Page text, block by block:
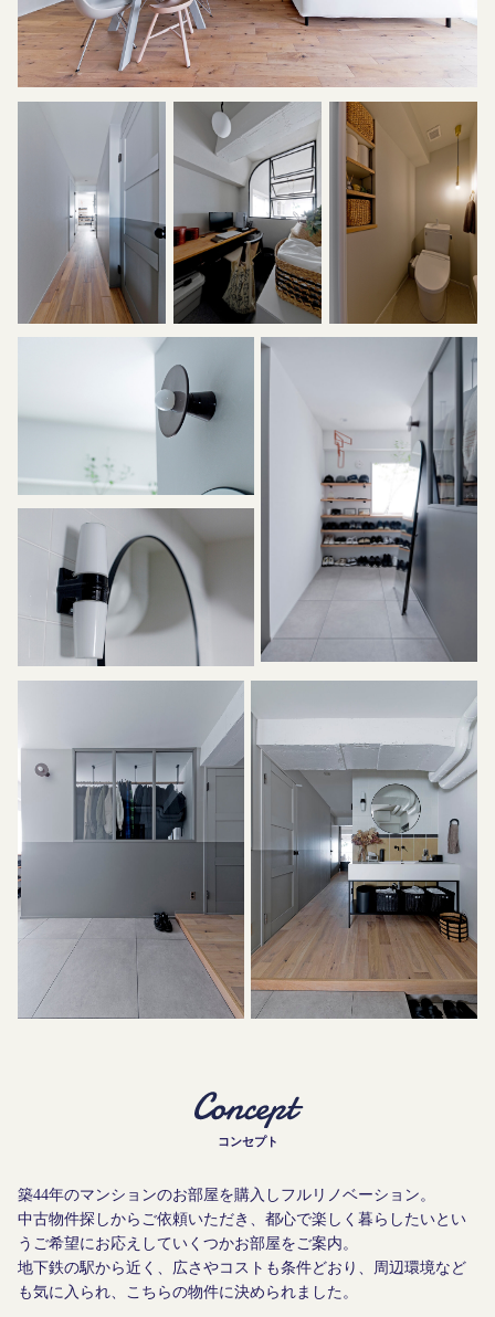
コンセプト
築44年のマンションのお部屋を購入しフルリノベーション。
中古物件探しからご依頼いただき、都心で楽しく暮らしたいとい
うご希望にお応えしていくつかお部屋をご案内。
地下鉄の駅から近く、広さやコストも条件どおり、周辺環境など
も気に入られ、こちらの物件に決められました。